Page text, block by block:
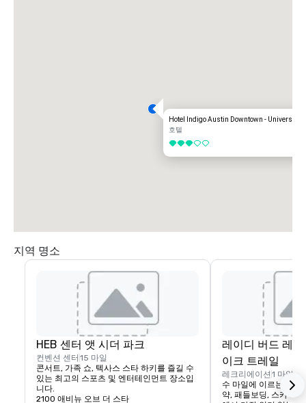
오스틴-버그스트롬 국제공항 (AUS) 까지의 거리: 약 8마일 (15~20분, 교통이
Hotel Indigo Austin Downtown - University
호텔
5 중 3
지역 명소
HEB 센터 앳 시더 파크
컨벤션 센터 15 마일
콘서트, 가족 쇼, 텍사스 스타 하키를 즐길 수
있는 최고의 스포츠 및 엔터테인먼트 장소입
니다.
2100 애비뉴 오브 더 스타
레이디 버드 레
이크 트레일
레크리에이션 1 마일
수 마일에 이르는 아름
약, 패들보딩, 스카이